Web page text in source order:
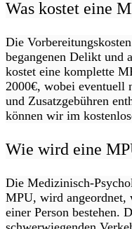
Was kostet eine
Die
begangenen Delikt und
kostet eine komplette
2000€, wobei eventuell
und Zusatzgebühren
können wir im
Wie wird eine
Die Medizinisch-
MPU, wird angeordnet,
einer Person bestehen.